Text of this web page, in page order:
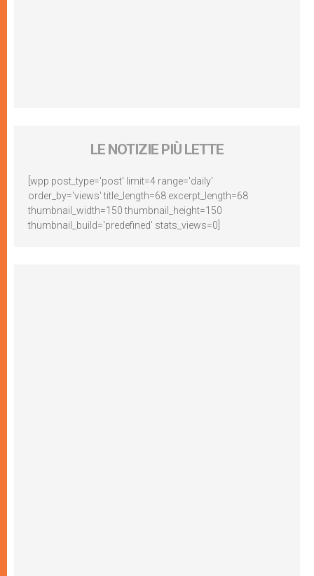
LE NOTIZIE PIÙ LETTE
[wpp post_type='post' limit=4 range='daily'
order_by='views' title_length=68 excerpt_length=68
thumbnail_width=150 thumbnail_height=150
thumbnail_build='predefined' stats_views=0]